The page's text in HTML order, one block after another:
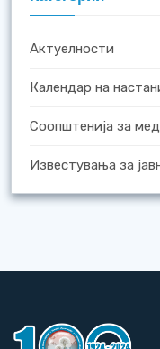
Актуелности
Календар на
Соопштенија за
Известувања за